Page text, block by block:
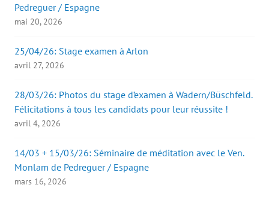
Pedreguer / Espagne
mai 20, 2026
25/04/26: Stage examen à Arlon
avril 27, 2026
28/03/26: Photos du stage d’examen à Wadern/Büschfeld.
Félicitations à tous les candidats pour leur réussite !
avril 4, 2026
14/03 + 15/03/26: Séminaire de méditation avec le Ven.
Monlam de Pedreguer / Espagne
mars 16, 2026